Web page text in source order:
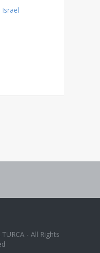
- All Rights